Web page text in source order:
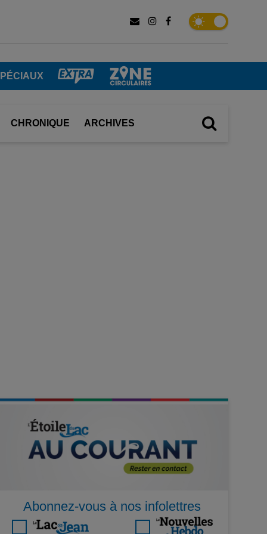
CHRONIQUE ARCHIVES
Abonnez-vous à nos infolettres